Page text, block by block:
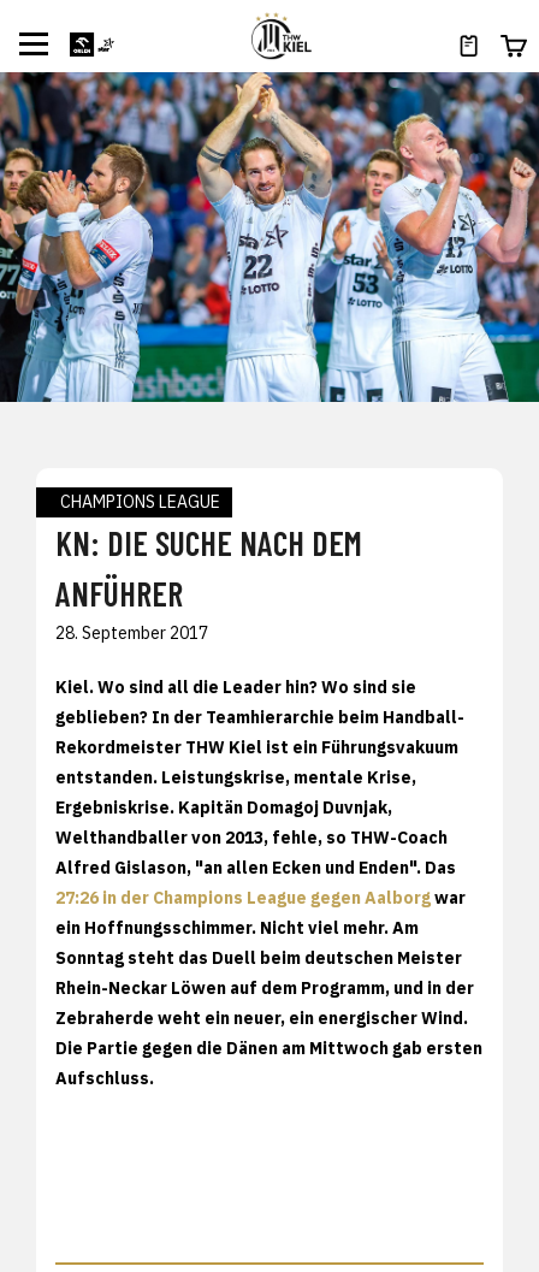
CHAMPIONS LEAGUE
KN: DIE SUCHE NACH DEM
ANFÜHRER
28. September 2017
Kiel. Wo sind all die Leader hin? Wo sind sie
geblieben? In der Teamhierarchie beim Handball-
Rekordmeister THW Kiel ist ein Führungsvakuum
entstanden. Leistungskrise, mentale Krise,
Ergebniskrise. Kapitän Domagoj Duvnjak,
Welthandballer von 2013, fehle, so THW-Coach
Alfred Gislason, "an allen Ecken und Enden". Das
27:26 in der Champions League gegen Aalborgwar
ein Hoffnungsschimmer. Nicht viel mehr. Am
Sonntag steht das Duell beim deutschen Meister
Rhein-Neckar Löwen auf dem Programm, und in der
Zebraherde weht ein neuer, ein energischer Wind.
Die Partie gegen die Dänen am Mittwoch gab ersten
Aufschluss.